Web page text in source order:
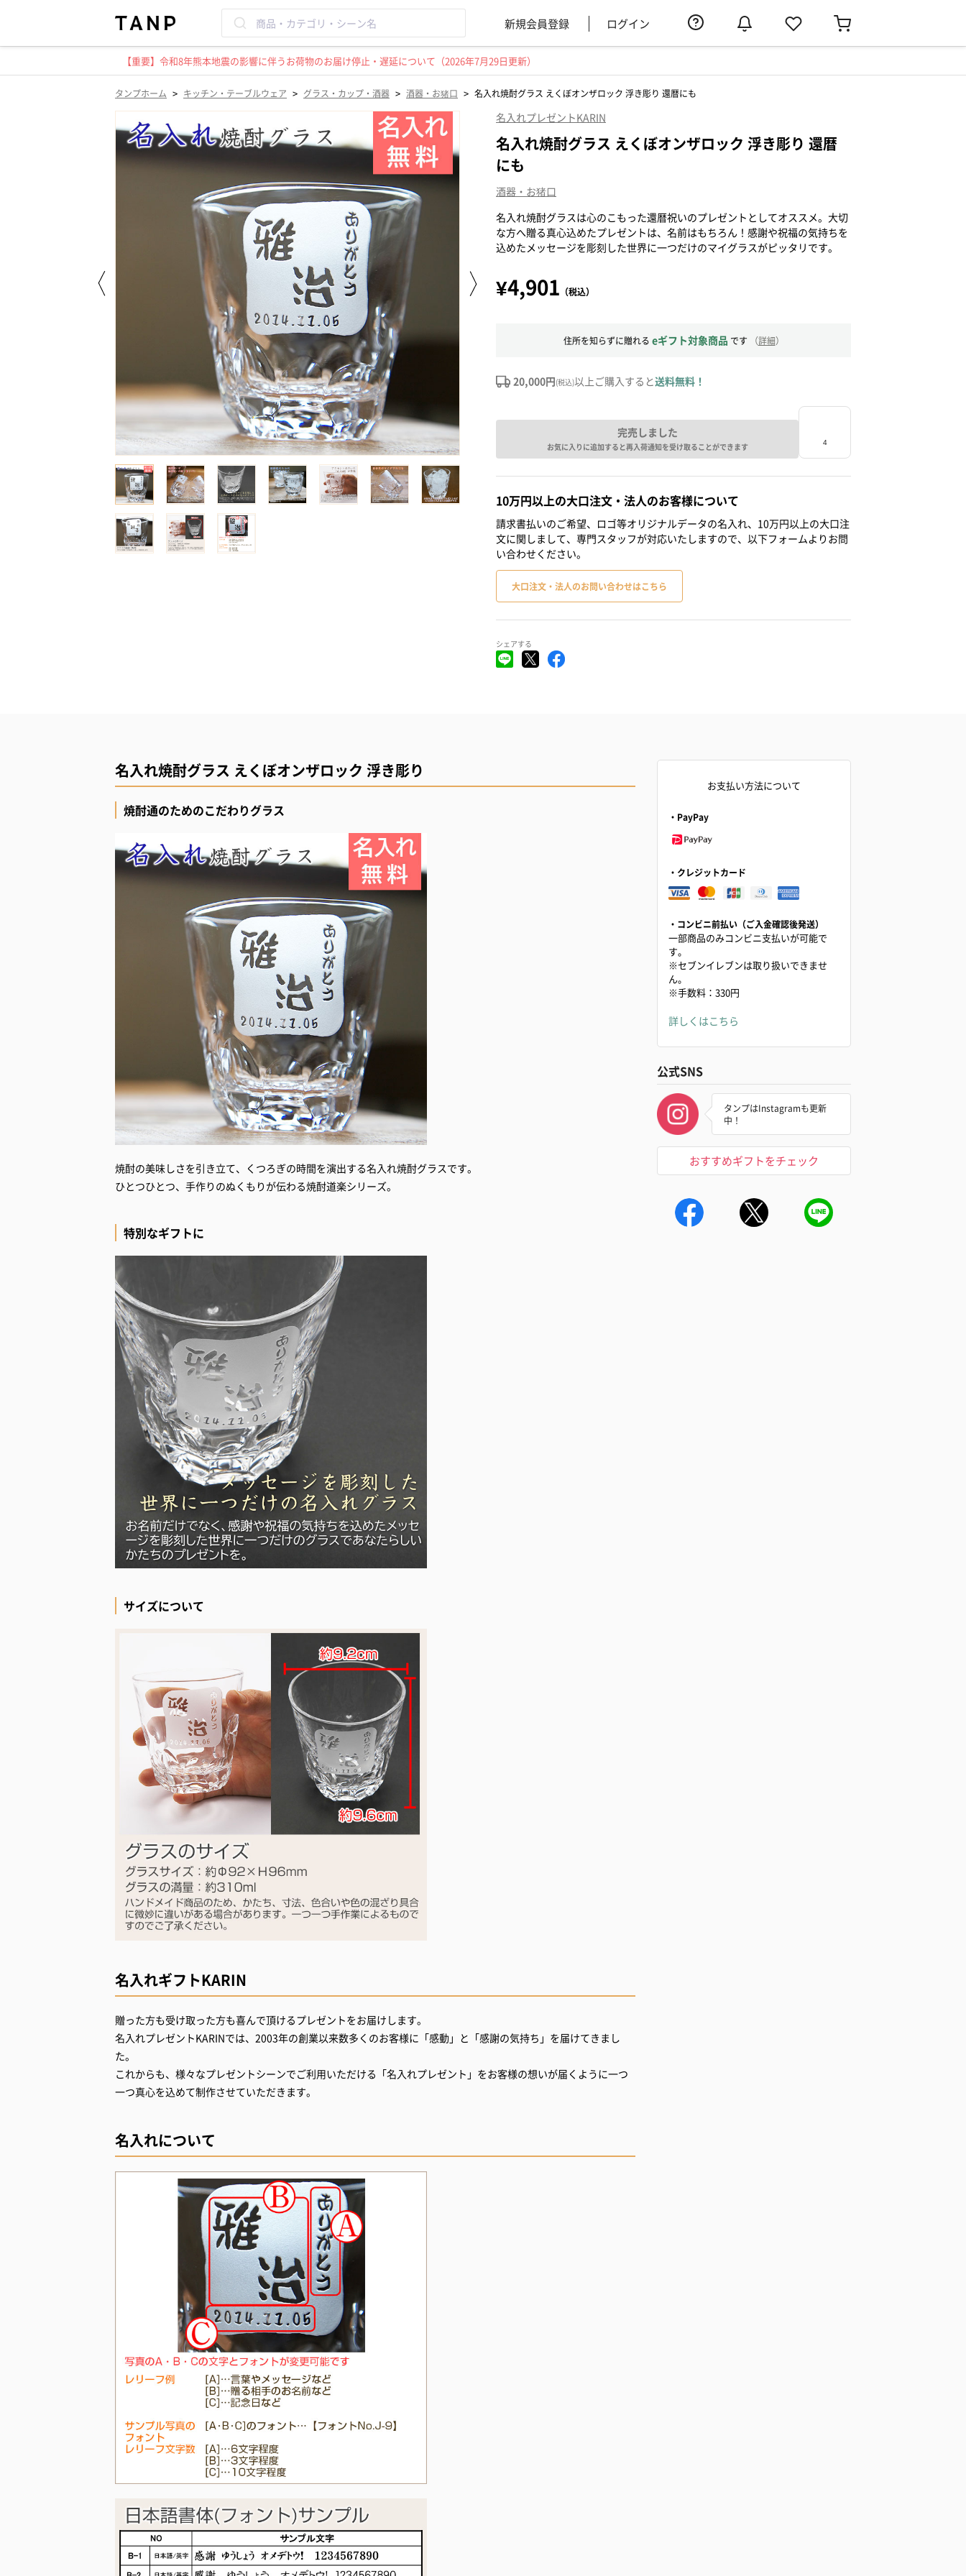
新規会員登録 ログイン
【重要】令和8年熊本地震の影響に伴うお荷物のお届け停止・遅延について（2026年7月29日更新）
タンプホーム > キッチン・テーブルウェア > グラス・カップ・酒器 > 酒器・お猪口 > 名入れ焼酎グラス えくぼオンザロック 浮き彫り 還暦にも
名入れプレゼントKARIN
名入れ焼酎グラス えくぼオンザロック 浮き彫り 還暦
にも
酒器・お猪口
名入れ焼酎グラスは心のこもった還暦祝いのプレゼントとしてオススメ。大切
な方へ贈る真心込めたプレゼントは、名前はもちろん！感謝や祝福の気持ちを
込めたメッセージを彫刻した世界に一つだけのマイグラスがピッタリです。
¥4,901 （税込）
住所を知らずに贈れる eギフト対象商品 です （詳細）
20,000円(税込)以上ご購入すると送料無料！
完売しました
お気に入りに追加すると再入荷通知を受け取ることができます
10万円以上の大口注文・法人のお客様について
請求書払いのご希望、ロゴ等オリジナルデータの名入れ、10万円以上の大口注
文に関しまして、専門スタッフが対応いたしますので、以下フォームよりお問
い合わせください。
大口注文・法人のお問い合わせはこちら
シェアする
名入れ焼酎グラス えくぼオンザロック 浮き彫り
焼酎通のためのこだわりグラス
焼酎の美味しさを引き立て、くつろぎの時間を演出する名入れ焼酎グラスです。
ひとつひとつ、手作りのぬくもりが伝わる焼酎道楽シリーズ。
特別なギフトに
サイズについて
名入れギフトKARIN
贈った方も受け取った方も喜んで頂けるプレゼントをお届けします。
名入れプレゼントKARINでは、2003年の創業以来数多くのお客様に「感動」と「感謝の気持ち」を届けてきまし
た。
これからも、様々なプレゼントシーンでご利用いただける「名入れプレゼント」をお客様の想いが届くように一つ
一つ真心を込めて制作させていただきます。
名入れについて
お支払い方法について
・PayPay
・クレジットカード
・コンビニ前払い（ご入金確認後発送）
一部商品のみコンビニ支払いが可能で
す。
※セブンイレブンは取り扱いできませ
ん。
※手数料：330円
詳しくはこちら
公式SNS
タンプはInstagramも更新
中！
おすすめギフトをチェック